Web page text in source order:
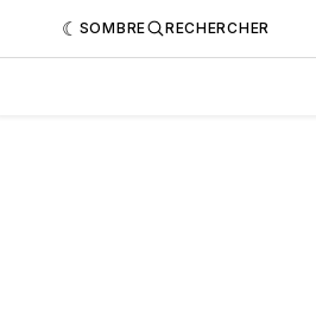
SOMBRE RECHERCHER